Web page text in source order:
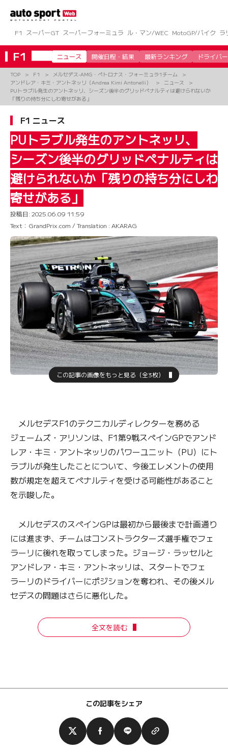
ツ
へ
ス
キ
F1 スーパーGT スーパーフォーミュラ ル・マン/WEC MotoGP/バイク ラ
F1 ニュース 開催日程・結果 最新ランキング ドライバー
TOP F1
メルセデス-AMG・ペトロナス・フォーミュラ1チーム
アンドレア・キミ・アントネッリ（Andrea Kimi Antonelli）
ニュース
PUトラブル発生のアントネッリ、シーズン後半のグリッドペナルティは避けられないか
「残りの持ち分にしわ寄せがある」
F1 ニュース
PUトラブル発生のアントネッリ、
シーズン後半のグリッドペナルティは
避けられないか「残りの持ち分にしわ
寄せがある」
投稿日: 2025.06.09 11:59
Text：GrandPrix.com / Translation : AKARAG
この記事の画像をもっと見る（全3枚）
メルセデスF1のテクニカルディレクターを務める
ジェームズ・アリソンは、F1第9戦スペインGPでアンド
レア・キミ・アントネッリのパワーユニット（PU）にト
ラブルが発生したことについて、今後エレメントの使用
数が規定を超えてペナルティを受ける可能性があること
を示唆した。
メルセデスのスペインGPは最初から最後まで計画通り
には進まず、チームはコンストラクターズ選手権でフェ
ラーリに後れを取ってしまった。ジョージ・ラッセルと
アンドレア・キミ・アントネッリは、スタートでフェ
ラーリのドライバーにポジションを奪われ、その後メル
セデスの問題はさらに悪化した。
全文を読む
この記事をシェア